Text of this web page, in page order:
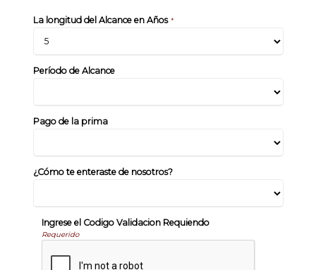
La longitud del Alcance en Años*
Período de Alcance
Pago de la prima
¿Cómo te enteraste de nosotros?
Ingrese el Codigo Validacion Requiendo
Requerido